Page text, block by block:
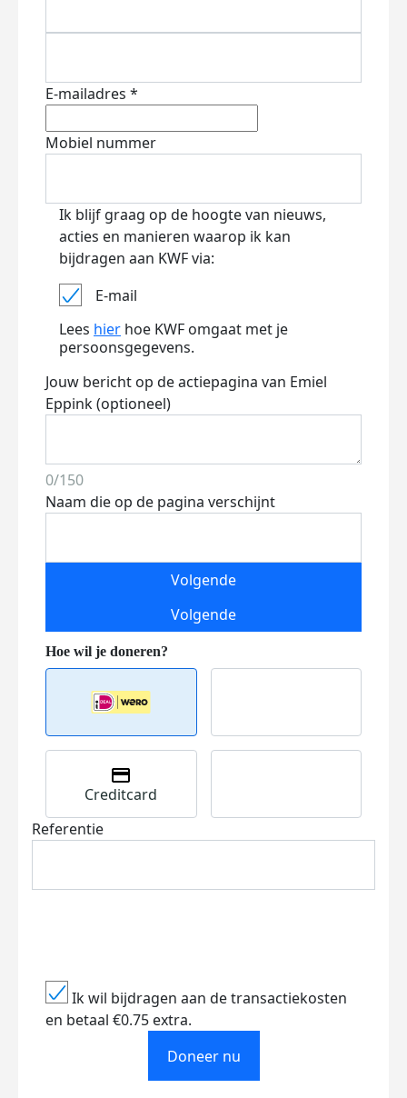
E-mailadres *
Mobiel nummer
Ik blijf graag op de hoogte van nieuws,
acties en manieren waarop ik kan
bijdragen aan KWF via:
E-mail
Lees hier hoe KWF omgaat met je
persoonsgegevens.
Jouw bericht op de actiepagina van Emiel
Eppink (optioneel)
0/150
Naam die op de pagina verschijnt
Volgende
Volgende
Creditcard
Referentie
Ik wil bijdragen aan de transactiekosten
en betaal €0.75 extra.
Doneer nu